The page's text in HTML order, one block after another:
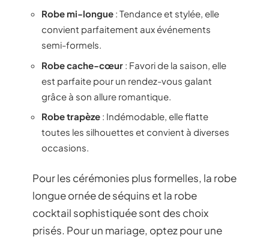
Robe mi-longue : Tendance et stylée, elle
convient parfaitement aux événements
semi-formels.
Robe cache-cœur : Favori de la saison, elle
est parfaite pour un rendez-vous galant
grâce à son allure romantique.
Robe trapèze : Indémodable, elle flatte
toutes les silhouettes et convient à diverses
occasions.
Pour les cérémonies plus formelles, la robe
longue ornée de séquins et la robe
cocktail sophistiquée sont des choix
prisés. Pour un mariage, optez pour une